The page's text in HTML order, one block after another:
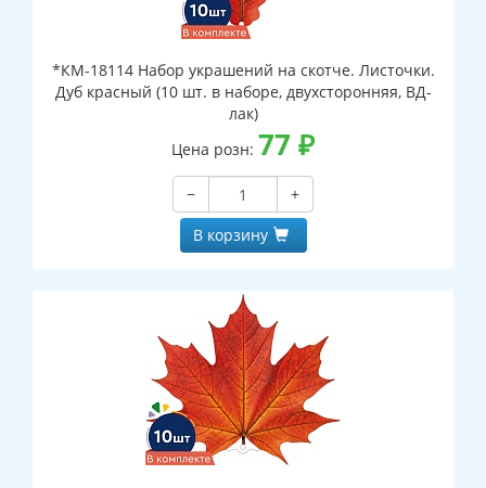
*КМ-18114 Набор украшений на скотче. Листочки.
Дуб красный (10 шт. в наборе, двухсторонняя, ВД-
лак)
Цена розн: 77 ₽
−
+
В корзину